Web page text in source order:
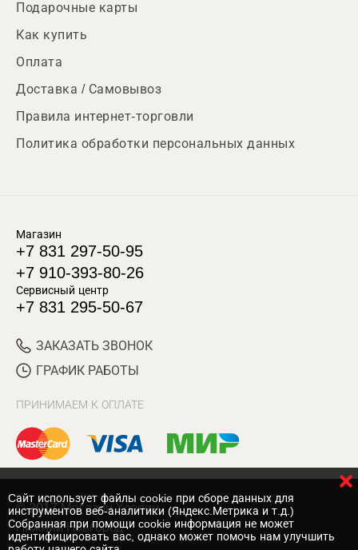
Подарочные карты
Как купить
Оплата
Доставка / Самовывоз
Правила интернет-торговли
Политика обработки персональных данных
Магазин
+7 831 297-50-95
+7 910-393-80-26
Сервисный центр
+7 831 295-50-67
ЗАКАЗАТЬ ЗВОНОК
ГРАФИК РАБОТЫ
ПРИНИМАЕМ К ОПЛАТЕ
© 2017 Магазин Хозяин
Нижний Новгород
Cайт использует файлы cookie при сборе данных для
инструментов веб-аналитики (Яндекс.Метрика и т.д.)
Собранная при помощи cookie информация не может
идентифицировать вас, однако может помочь нам улучшить